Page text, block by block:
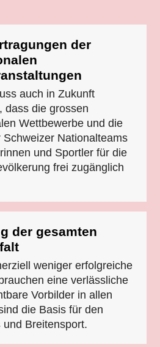
der
auch in Zukunft
dass die grossen
Wettbewerbe und die
Schweizer Nationalteams
und Sportler für die
frei zugänglich
der gesamten
weniger erfolgreiche
eine verlässliche
Vorbilder in allen
die Basis für den
und Breitensport.